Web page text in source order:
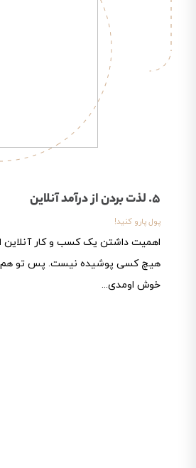
5. لذت بردن از درآمد آنلاین
پول پارو کنید!
اهمیت داشتن یک کسب و کار آنلاین
هیچ کسی پوشیده نیست. پس تو هم
خوش اومدی...